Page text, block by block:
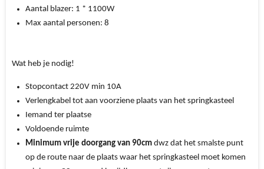
Aantal blazer: 1 * 1100W
Max aantal personen: 8
Wat heb je nodig!
Stopcontact 220V min 10A
Verlengkabel tot aan voorziene plaats van het springkasteel
Iemand ter plaatse
Voldoende ruimte
Minimum vrije doorgang van 90cm dwz dat het smalste punt
op de route naar de plaats waar het springkasteel moet komen